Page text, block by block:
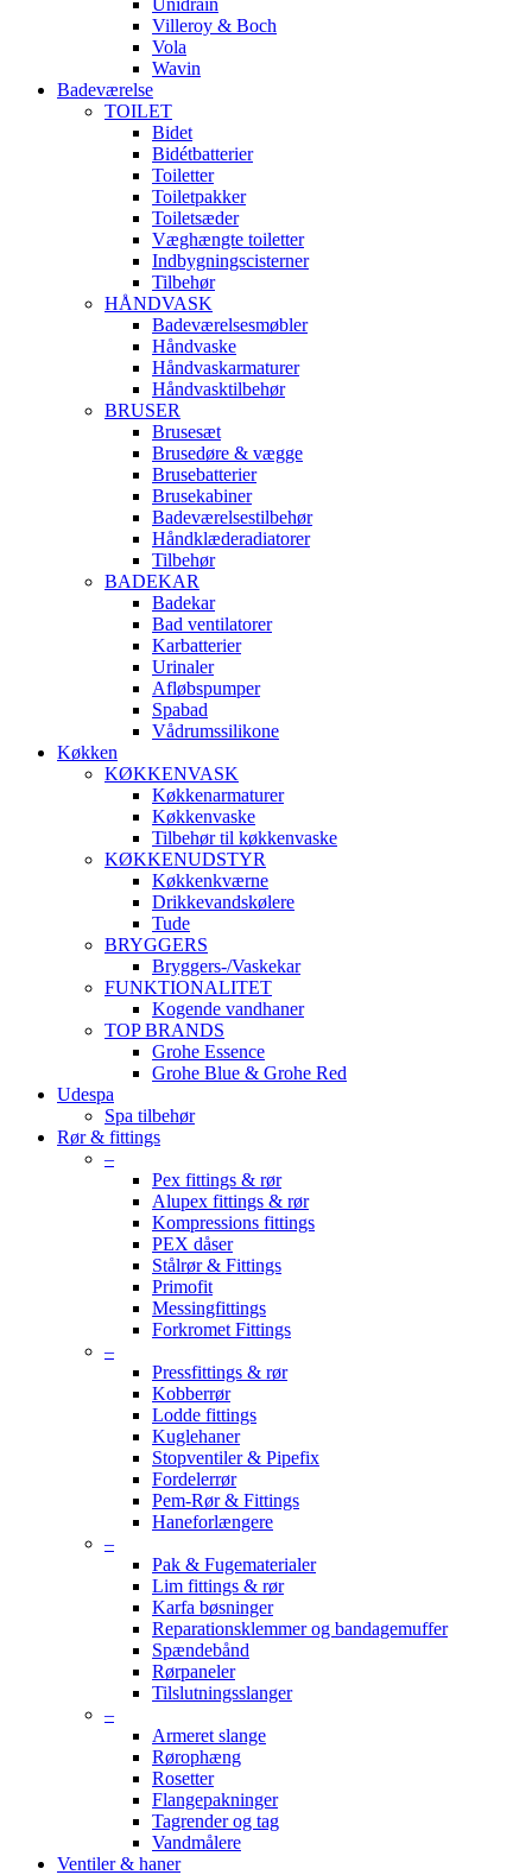
Unidrain
Villeroy & Boch
Vola
Wavin
Badeværelse
TOILET
Bidet
Bidétbatterier
Toiletter
Toiletpakker
Toiletsæder
Væghængte toiletter
Indbygningscisterner
Tilbehør
HÅNDVASK
Badeværelsesmøbler
Håndvaske
Håndvaskarmaturer
Håndvasktilbehør
BRUSER
Brusesæt
Brusedøre & vægge
Brusebatterier
Brusekabiner
Badeværelsestilbehør
Håndklæderadiatorer
Tilbehør
BADEKAR
Badekar
Bad ventilatorer
Karbatterier
Urinaler
Afløbspumper
Spabad
Vådrumssilikone
Køkken
KØKKENVASK
Køkkenarmaturer
Køkkenvaske
Tilbehør til køkkenvaske
KØKKENUDSTYR
Køkkenkværne
Drikkevandskølere
Tude
BRYGGERS
Bryggers-/Vaskekar
FUNKTIONALITET
Kogende vandhaner
TOP BRANDS
Grohe Essence
Grohe Blue & Grohe Red
Udespa
Spa tilbehør
Rør & fittings
–
Pex fittings & rør
Alupex fittings & rør
Kompressions fittings
PEX dåser
Stålrør & Fittings
Primofit
Messingfittings
Forkromet Fittings
–
Pressfittings & rør
Kobberrør
Lodde fittings
Kuglehaner
Stopventiler & Pipefix
Fordelerrør
Pem-Rør & Fittings
Haneforlængere
–
Pak & Fugematerialer
Lim fittings & rør
Karfa bøsninger
Reparationsklemmer og bandagemuffer
Spændebånd
Rørpaneler
Tilslutningsslanger
–
Armeret slange
Rørophæng
Rosetter
Flangepakninger
Tagrender og tag
Vandmålere
Ventiler & haner